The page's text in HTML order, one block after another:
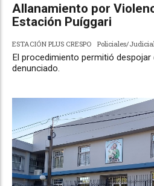
Allanamiento por
Estación Puíggari
ESTACIÓN PLUS CRESPO Policiales/
El procedimiento permitió
denunciado.